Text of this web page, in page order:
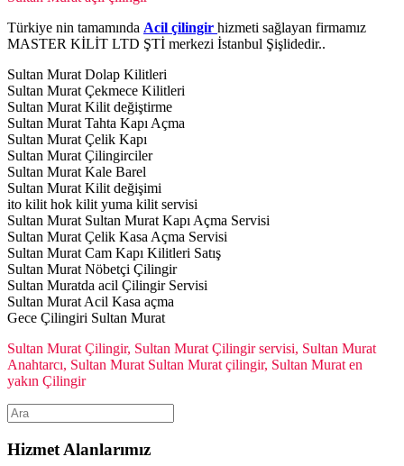
Türkiye nin tamamında Acil çilingir hizmeti sağlayan firmamız
MASTER KİLİT LTD ŞTİ merkezi İstanbul Şişlidedir..
Sultan Murat Dolap Kilitleri
Sultan Murat Çekmece Kilitleri
Sultan Murat Kilit değiştirme
Sultan Murat Tahta Kapı Açma
Sultan Murat Çelik Kapı
Sultan Murat Çilingirciler
Sultan Murat Kale Barel
Sultan Murat Kilit değişimi
ito kilit hok kilit yuma kilit servisi
Sultan Murat Sultan Murat Kapı Açma Servisi
Sultan Murat Çelik Kasa Açma Servisi
Sultan Murat Cam Kapı Kilitleri Satış
Sultan Murat Nöbetçi Çilingir
Sultan Muratda acil Çilingir Servisi
Sultan Murat Acil Kasa açma
Gece Çilingiri Sultan Murat
Sultan Murat Çilingir, Sultan Murat Çilingir servisi, Sultan Murat
Anahtarcı, Sultan Murat Sultan Murat çilingir, Sultan Murat en
yakın Çilingir
Hizmet Alanlarımız